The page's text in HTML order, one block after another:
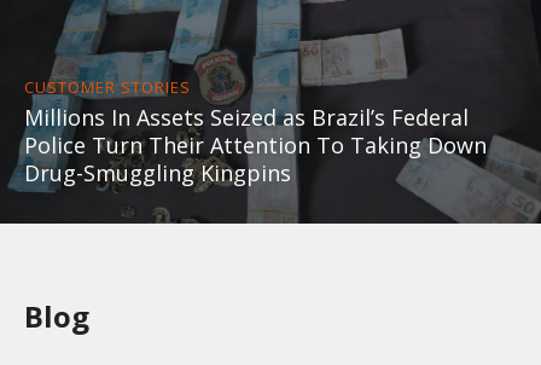
CUSTOMER STORIES
Millions In Assets Seized as Brazil’s Federal
Police Turn Their Attention To Taking Down
Drug-Smuggling Kingpins
Blog